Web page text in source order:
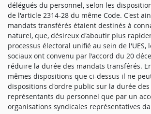
délégués du personnel, selon les
de l'article 2314-28 du même Code. C'est
mandats transférés étaient destinés à
naturel, que, désireux d'aboutir plus
processus électoral unifié au sein de l'UES,
sociaux ont convenu par l'accord du 20
réduire la durée des mandats transférés.
mêmes dispositions que ci-dessus il ne
dispositions d'ordre public sur la durée des
représentants du personnel que par un
organisations syndicales représentatives